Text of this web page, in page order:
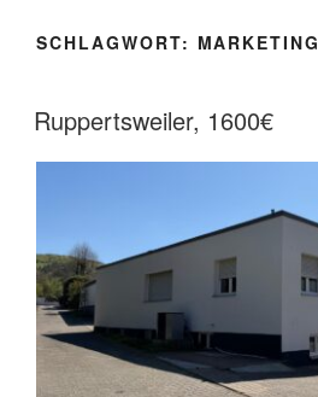
SCHLAGWORT: MARKETING
Ruppertsweiler, 1600€